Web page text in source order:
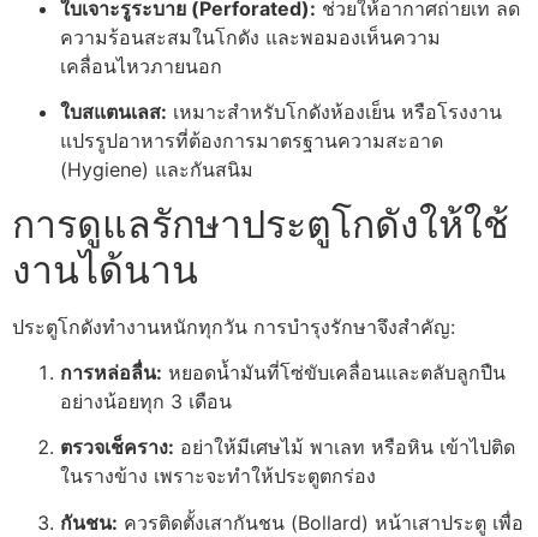
ใบเจาะรูระบาย (Perforated): ช่วยให้อากาศถ่ายเท ลด
ความร้อนสะสมในโกดัง และพอมองเห็นความ
เคลื่อนไหวภายนอก
ใบสแตนเลส: เหมาะสำหรับโกดังห้องเย็น หรือโรงงาน
แปรรูปอาหารที่ต้องการมาตรฐานความสะอาด
(Hygiene) และกันสนิม
การดูแลรักษาประตูโกดังให้ใช้
งานได้นาน
ประตูโกดังทำงานหนักทุกวัน การบำรุงรักษาจึงสำคัญ:
การหล่อลื่น: หยอดน้ำมันที่โซ่ขับเคลื่อนและตลับลูกปืน
อย่างน้อยทุก 3 เดือน
ตรวจเช็คราง: อย่าให้มีเศษไม้ พาเลท หรือหิน เข้าไปติด
ในรางข้าง เพราะจะทำให้ประตูตกร่อง
กันชน: ควรติดตั้งเสากันชน (Bollard) หน้าเสาประตู เพื่อ